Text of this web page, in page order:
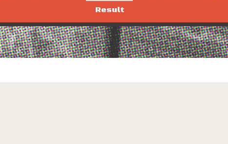
Result